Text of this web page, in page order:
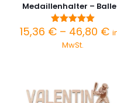
Medaillenhalter –
Bewertet
5.00
15,36 € – 46,80 €
MwSt.